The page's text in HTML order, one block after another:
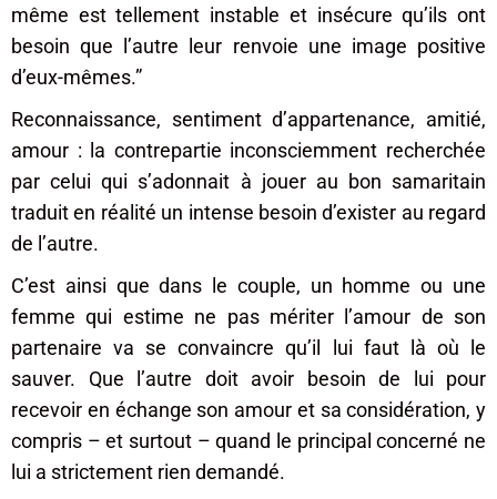
même est tellement instable et insécure qu’ils ont
besoin que l’autre leur renvoie une image positive
d’eux-mêmes.”
Reconnaissance, sentiment d’appartenance, amitié,
amour : la contrepartie inconsciemment recherchée
par celui qui s’adonnait à jouer au bon samaritain
traduit en réalité un intense besoin d’exister au regard
de l’autre.
C’est ainsi que dans le couple, un homme ou une
femme qui estime ne pas mériter l’amour de son
partenaire va se convaincre qu’il lui faut là où le
sauver. Que l’autre doit avoir besoin de lui pour
recevoir en échange son amour et sa considération, y
compris – et surtout – quand le principal concerné ne
lui a strictement rien demandé.